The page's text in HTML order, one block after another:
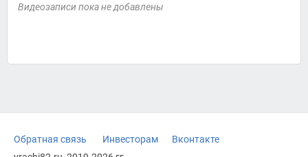
Видеозаписи пока не добавлены
Обратная связь Инвесторам
Вконтакте